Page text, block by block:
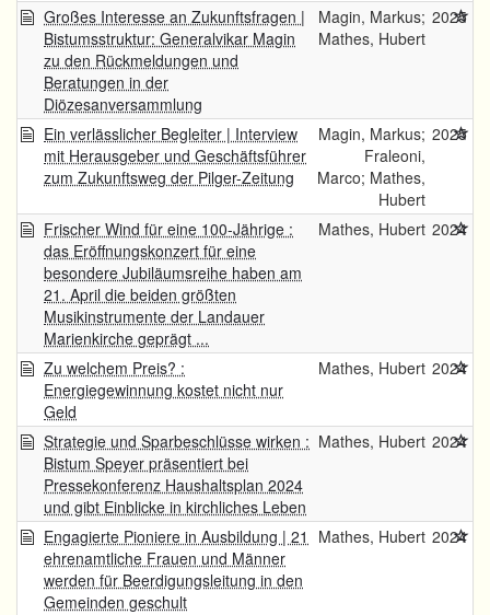
Großes Interesse an Zukunftsfragen |
Bistumsstruktur: Generalvikar Magin
zu den Rückmeldungen und
Beratungen in der
Diözesanversammlung
Magin, Markus;
Mathes, Hubert
2025
Ein verlässlicher Begleiter | Interview
mit Herausgeber und Geschäftsführer
zum Zukunftsweg der Pilger-Zeitung
Magin, Markus;
Fraleoni,
Marco; Mathes,
Hubert
2025
Frischer Wind für eine 100-Jährige :
das Eröffnungskonzert für eine
besondere Jubiläumsreihe haben am
21. April die beiden größten
Musikinstrumente der Landauer
Marienkirche geprägt ...
Mathes, Hubert 2024
Zu welchem Preis? :
Energiegewinnung kostet nicht nur
Geld
Mathes, Hubert 2024
Strategie und Sparbeschlüsse wirken :
Bistum Speyer präsentiert bei
Pressekonferenz Haushaltsplan 2024
und gibt Einblicke in kirchliches Leben
Mathes, Hubert 2024
Engagierte Pioniere in Ausbildung | 21
ehrenamtliche Frauen und Männer
werden für Beerdigungsleitung in den
Gemeinden geschult
Mathes, Hubert 2024